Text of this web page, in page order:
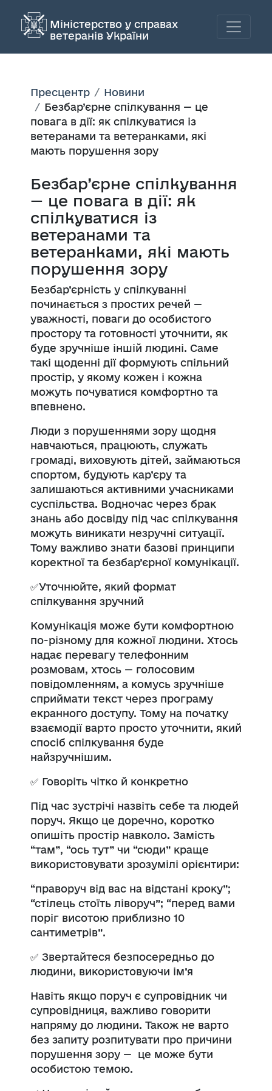
Міністерство у справах
ветеранів України
Пресцентр
Новини
Безбар’єрне спілкування — це
повага в дії: як спілкуватися із
ветеранами та ветеранками, які
мають порушення зору
Безбар’єрне спілкування
— це повага в дії: як
спілкуватися із
ветеранами та
ветеранками, які мають
порушення зору
Безбар’єрність у спілкуванні
починається з простих речей —
уважності, поваги до особистого
простору та готовності уточнити, як
буде зручніше іншій людині. Саме
такі щоденні дії формують спільний
простір, у якому кожен і кожна
можуть почуватися комфортно та
впевнено.
Люди з порушеннями зору щодня
навчаються, працюють, служать
громаді, виховують дітей, займаються
спортом, будують кар’єру та
залишаються активними учасниками
суспільства. Водночас через брак
знань або досвіду під час спілкування
можуть виникати незручні ситуації.
Тому важливо знати базові принципи
коректної та безбар’єрної комунікації.
✅Уточнюйте, який формат
спілкування зручний
Комунікація може бути комфортною
по-різному для кожної людини. Хтось
надає перевагу телефонним
розмовам, хтось — голосовим
повідомленням, а комусь зручніше
сприймати текст через програму
екранного доступу. Тому на початку
взаємодії варто просто уточнити, який
спосіб спілкування буде
найзручнішим.
✅ Говоріть чітко й конкретно
Під час зустрічі назвіть себе та людей
поруч. Якщо це доречно, коротко
опишіть простір навколо. Замість
“там”, “ось тут” чи “сюди” краще
використовувати зрозумілі орієнтири:
“праворуч від вас на відстані кроку”;
“стілець стоїть ліворуч”; “перед вами
поріг висотою приблизно 10
сантиметрів”.
✅ Звертайтеся безпосередньо до
людини, використовуючи ім’я
Навіть якщо поруч є супровідник чи
супровідниця, важливо говорити
напряму до людини. Також не варто
без запиту розпитувати про причини
порушення зору — це може бути
особистою темою.